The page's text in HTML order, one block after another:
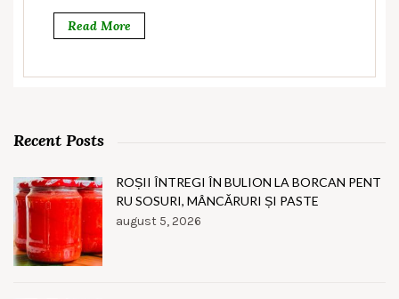
Read More
Recent Posts
ROȘII ÎNTREGI ÎN BULION LA BORCAN PENT
RU SOSURI, MÂNCĂRURI ȘI PASTE
august 5, 2026